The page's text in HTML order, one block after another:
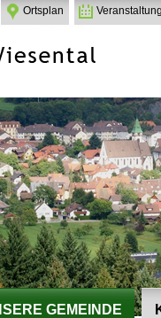
Ortsplan
GEMEINDE